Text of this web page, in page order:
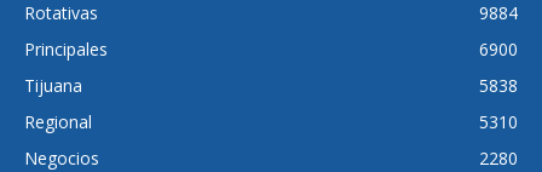
Rotativas
9884
Principales
6900
Tijuana
5838
Regional
5310
Negocios
2280